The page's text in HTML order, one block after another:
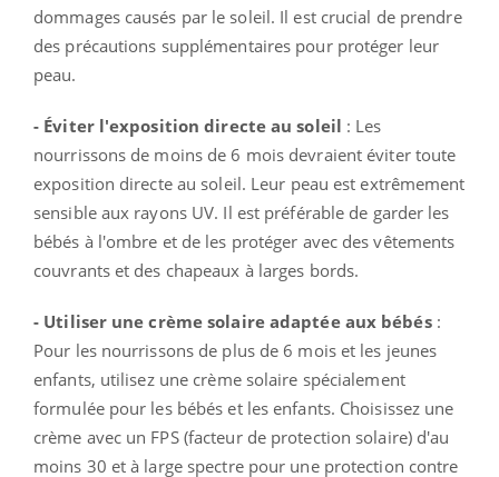
dommages causés par le soleil. Il est crucial de prendre
des précautions supplémentaires pour protéger leur
peau.
- Éviter l'exposition directe au soleil : Les
nourrissons de moins de 6 mois devraient éviter toute
exposition directe au soleil. Leur peau est extrêmement
sensible aux rayons UV. Il est préférable de garder les
bébés à l'ombre et de les protéger avec des vêtements
couvrants et des chapeaux à larges bords.
- Utiliser une crème solaire adaptée aux bébés:
Pour les nourrissons de plus de 6 mois et les jeunes
enfants, utilisez une crème solaire spécialement
formulée pour les bébés et les enfants. Choisissez une
crème avec un FPS (facteur de protection solaire) d'au
moins 30 et à large spectre pour une protection contre